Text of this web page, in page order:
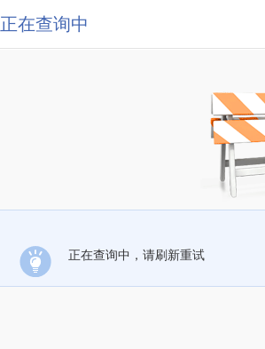
正在查询中
正在查询中，请刷新重试